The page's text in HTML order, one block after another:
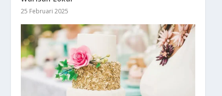
25 Februari 2025